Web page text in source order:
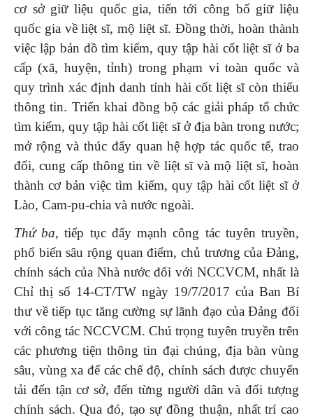
cơ sở giữ liệu quốc gia, tiến tới công bố giữ liệu
quốc gia về liệt sĩ, mộ liệt sĩ. Đồng thời, hoàn thành
việc lập bản đồ tìm kiếm, quy tập hài cốt liệt sĩ ở ba
cấp (xã, huyện, tỉnh) trong phạm vi toàn quốc và
quy trình xác định danh tính hài cốt liệt sĩ còn thiếu
thông tin. Triển khai đồng bộ các giải pháp tổ chức
tìm kiếm, quy tập hài cốt liệt sĩ ở địa bàn trong nước;
mở rộng và thúc đẩy quan hệ hợp tác quốc tế, trao
đổi, cung cấp thông tin về liệt sĩ và mộ liệt sĩ, hoàn
thành cơ bản việc tìm kiếm, quy tập hài cốt liệt sĩ ở
Lào, Cam-pu-chia và nước ngoài.
Thứ ba, tiếp tục đẩy mạnh công tác tuyên truyền,
phổ biến sâu rộng quan điểm, chủ trương của Đảng,
chính sách của Nhà nước đối với NCCVCM, nhất là
Chỉ thị số 14-CT/TW ngày 19/7/2017 của Ban Bí
thư về tiếp tục tăng cường sự lãnh đạo của Đảng đối
với công tác NCCVCM. Chú trọng tuyên truyền trên
các phương tiện thông tin đại chúng, địa bàn vùng
sâu, vùng xa để các chế độ, chính sách được chuyển
tải đến tận cơ sở, đến từng người dân và đối tượng
chính sách. Qua đó, tạo sự đồng thuận, nhất trí cao